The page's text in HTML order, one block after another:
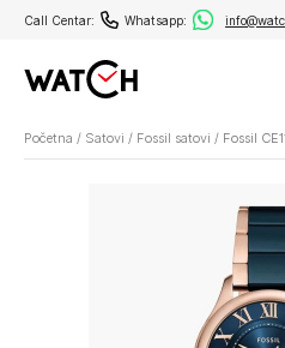
Call Centar: Whatsapp:
Početna / Satovi / Fossil satovi / Fossil